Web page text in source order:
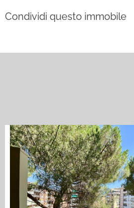
Condividi questo immobile